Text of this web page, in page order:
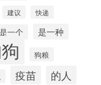
建议 快递
是一个 是一种
狗粮
疫苗 的人